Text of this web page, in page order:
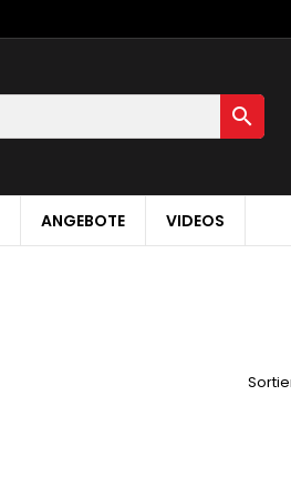

ANGEBOTE VIDEOS